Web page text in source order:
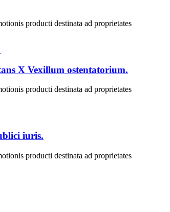
producti destinata ad proprietates
X Vexillum ostentatorium.
producti destinata ad proprietates
iuris.
producti destinata ad proprietates